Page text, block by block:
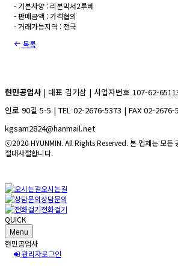
- 기본사양 : 리본믹서2루베
- 판매금액 : 가격협의
- 거래가능지역 : 전국
목록
현민공업사| 대표 김기삼 | 사업자번호 107-62-
인로 90길 5-5 | TEL 02-2676-5373 | FAX 02-
kgsam2824@hanmail.net
ⓒ2020 HYUNMIN. All Rights Reserved. 본 업체는 모든
절대사절합니다.
오시는길
상담문의
전화걸기
QUICK
Menu
현민공업사
관리자로그인